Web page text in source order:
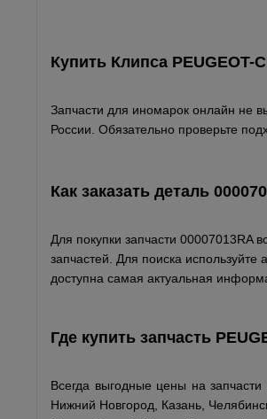
Купить Клипса PEUGEOT-
Запчасти для иномарок онлайн не
России. Обязательно проверьте
Как заказать деталь
Для покупки запчасти 00007013RA
запчастей. Для поиска
доступна самая актуальная
Где купить запчасть
Всегда выгодные цены на
Нижний Новгород, Казань,